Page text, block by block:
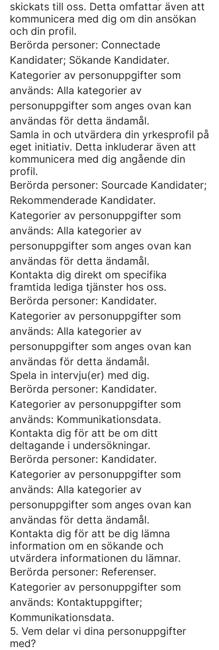
skickats till oss. Detta omfattar även att
kommunicera med dig om din ansökan
och din profil.
Berörda personer: Connectade
Kandidater; Sökande Kandidater.
Kategorier av personuppgifter som
används: Alla kategorier av
personuppgifter som anges ovan kan
användas för detta ändamål.
Samla in och utvärdera din yrkesprofil på
eget initiativ. Detta inkluderar även att
kommunicera med dig angående din
profil.
Berörda personer: Sourcade Kandidater;
Rekommenderade Kandidater.
Kategorier av personuppgifter som
används: Alla kategorier av
personuppgifter som anges ovan kan
användas för detta ändamål.
Kontakta dig direkt om specifika
framtida lediga tjänster hos oss.
Berörda personer: Kandidater.
Kategorier av personuppgifter som
används: Alla kategorier av
personuppgifter som anges ovan kan
användas för detta ändamål.
Spela in intervju(er) med dig.
Berörda personer: Kandidater.
Kategorier av personuppgifter som
används: Kommunikationsdata.
Kontakta dig för att be om ditt
deltagande i undersökningar.
Berörda personer: Kandidater.
Kategorier av personuppgifter som
används: Alla kategorier av
personuppgifter som anges ovan kan
användas för detta ändamål.
Kontakta dig för att be dig lämna
information om en sökande och
utvärdera informationen du lämnar.
Berörda personer: Referenser.
Kategorier av personuppgifter som
används: Kontaktuppgifter;
Kommunikationsdata.
5. Vem delar vi dina personuppgifter
med?